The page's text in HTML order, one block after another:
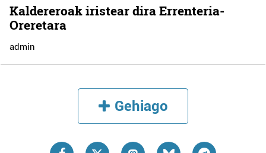
Kaldereroak iristear dira Errenteria-
Oreretara
admin
Gehiago